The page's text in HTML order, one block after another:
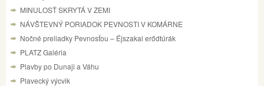
MINULOSŤ SKRYTÁ V ZEMI
NÁVŠTEVNÝ PORIADOK PEVNOSTI V KOMÁRNE
Nočné preliadky Pevnosťou – Éjszakai erődtúrák
PLATZ Galéria
Plavby po Dunaji a Váhu
Plavecký výcvik